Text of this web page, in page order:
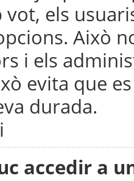
vot, els
Això
i els
evita que
durada.
accedir a